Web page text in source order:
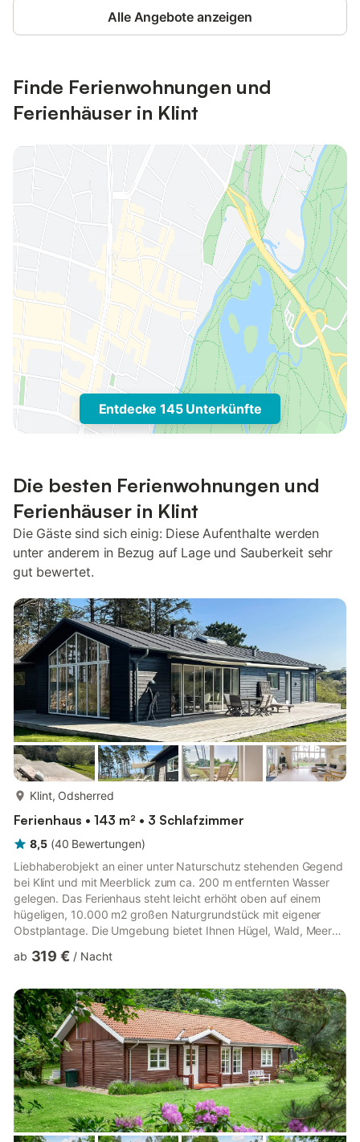
Alle Angebote anzeigen
Finde Ferienwohnungen und
Ferienhäuser in Klint
Entdecke 145 Unterkünfte
Die besten Ferienwohnungen und
Ferienhäuser in Klint
Die Gäste sind sich einig: Diese Aufenthalte werden
unter anderem in Bezug auf Lage und Sauberkeit sehr
gut bewertet.
Klint, Odsherred
Ferienhaus • 143 m² • 3 Schlafzimmer
8,5 (40 Bewertungen)
Liebhaberobjekt an einer unter Naturschutz stehenden Gegend
bei Klint und mit Meerblick zum ca. 200 m entfernten Wasser
gelegen. Das Ferienhaus steht leicht erhöht oben auf einem
hügeligen, 10.000 m2 großen Naturgrundstück mit eigener
Obstplantage. Die Umgebung bietet Ihnen Hügel, Wald, Meer
über alles. Drinnen erwarten Sie drei Schlafzimmer, zwei
dem Wohnraum verbunden ist, Holzofen, TV und ein DVD-
Player. Der Küchen-/Wohnraum hat eine offene
Dachkonstruktion und große Fenste...
ab 319 € / Nacht